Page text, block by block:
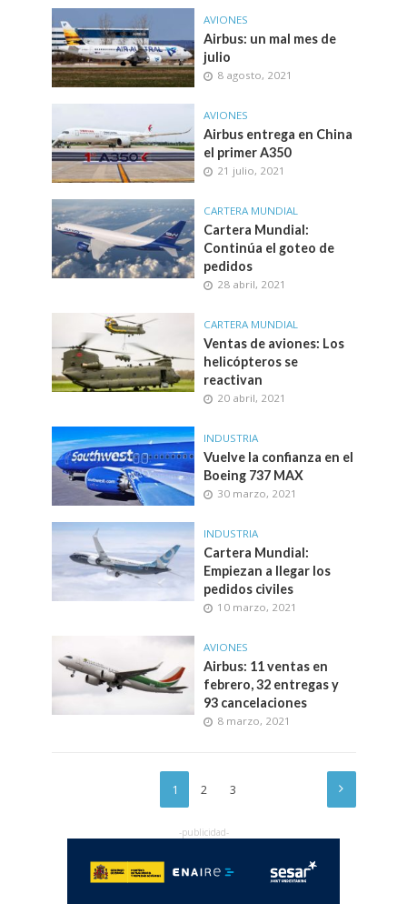
AVIONES
Airbus: un mal mes de
julio
8 agosto, 2021
AVIONES
Airbus entrega en China
el primer A350
21 julio, 2021
CARTERA MUNDIAL
Cartera Mundial:
Continúa el goteo de
pedidos
28 abril, 2021
CARTERA MUNDIAL
Ventas de aviones: Los
helicópteros se
reactivan
20 abril, 2021
INDUSTRIA
Vuelve la confianza en el
Boeing 737 MAX
30 marzo, 2021
INDUSTRIA
Cartera Mundial:
Empiezan a llegar los
pedidos civiles
10 marzo, 2021
AVIONES
Airbus: 11 ventas en
febrero, 32 entregas y
93 cancelaciones
8 marzo, 2021
1 2 3